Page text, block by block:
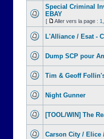
Special Criminal
EBAY
[ Aller vers la page : 1
L'Alliance / Esat -
Dump SCP pour
Tim & Geoff
Night Gunner
[TOOL/WIN] The
Carson City / Elice